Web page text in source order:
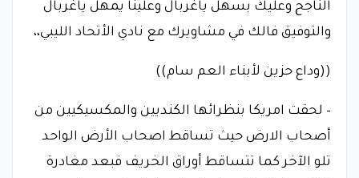
الناجح وعليك بسهل ياغربال وعلينا يمهل ياغربال
والتوفيق فالك في مشاويرك مع نادي الأتحاد الليبي،،
((وداع حزين لأبناء العم سام))
– لحقت امريكا بنظرائها الكنديين والمكسيكيين من
أصحاب الارض حيث تساقط اصحاب الأرض الواحد
تلو الآخر كما تتساقط أوراق الخريف فبعد مغادرة